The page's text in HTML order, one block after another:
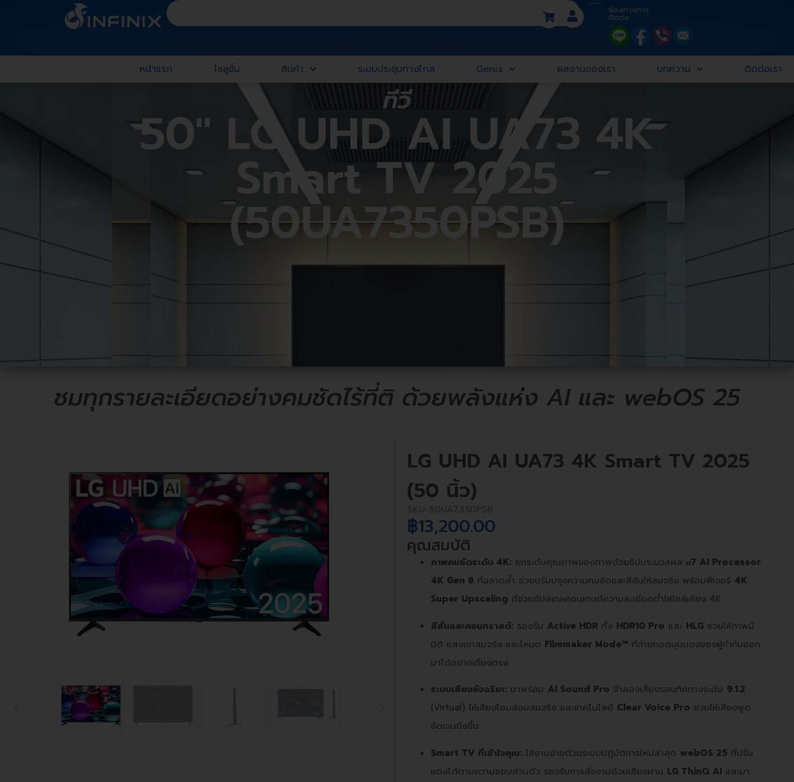
ช่องทางการ
ติดต่อ
หน้าแรก โซลูชั่น สินค้า ระบบประชุมทางไกล Genix ผลงานของเรา บทความ ติดต่อเรา
ทีวี
50" LG UHD AI UA73 4K
Smart TV 2025
(50UA7350PSB)
ชมทุกรายละเอียดอย่างคมชัดไร้ที่ติ ด้วยพลังแห่ง AI และ webOS 25
LG UHD AI UA73 4K Smart TV 2025
(50 นิ้ว)
฿13,200.00
คุณสมบัติ
ภาพคมชัดระดับ 4K: ยกระดับคุณภาพของภาพด้วยชิปประมวลผล α7 AI Processor
4K Gen 8 ที่ฉลาดล้ำ ช่วยปรับปรุงความคมชัดและสีสันให้สมจริง พร้อมฟีเจอร์ 4K
Super Upscaling ที่ช่วยอัปสเกลคอนเทนต์ความละเอียดต่ำให้ใกล้เคียง 4K
สีสันและคอนทราสต์: รองรับ Active HDRทั้ง HDR10 Pro และ HLGช่วยให้ภาพมี
มิติ แสงเงาสมจริง และโหมด Filmmaker Mode™ที่ถ่ายทอดมุมมองของผู้กำกับออก
มาได้อย่างเที่ยงตรง
ระบบเสียงอัจฉริยะ: มาพร้อม AI Sound Pro จำลองเสียงรอบทิศทางระดับ 9.1.2
(Virtual) ให้เสียงโอบล้อมสมจริง และเทคโนโลยี Clear Voice Pro ช่วยให้เสียงพูด
ชัดเจนยิ่งขึ้น
Smart TV ที่เข้าใจคุณ: ใช้งานง่ายด้วยระบบปฏิบัติการใหม่ล่าสุด webOS 25 ที่ปรับ
แต่งได้ตามความชอบส่วนตัว รองรับการสั่งงานด้วยเสียงผ่าน LG ThinQ AIและมา